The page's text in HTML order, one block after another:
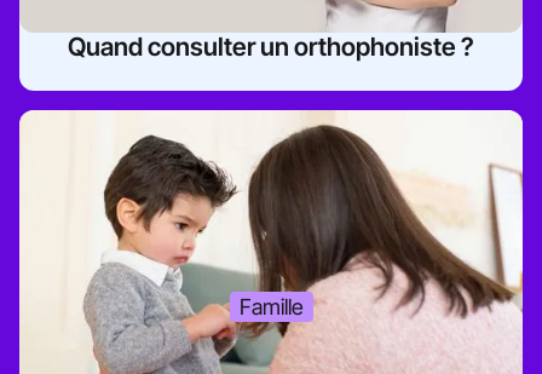
Quand consulter un orthophoniste ?
Famille